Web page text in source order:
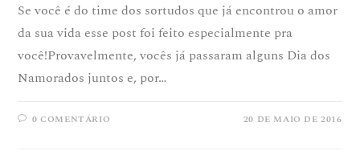
Se você é do time dos sortudos que já encontrou o amor
da sua vida esse post foi feito especialmente pra
você!Provavelmente, vocês já passaram alguns Dia dos
Namorados juntos e, por…
0 COMENTÁRIO 20 DE MAIO DE 2016